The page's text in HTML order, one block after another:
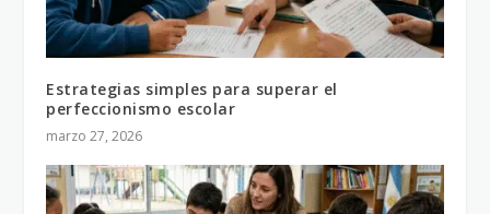
Estrategias simples para superar el
perfeccionismo escolar
marzo 27, 2026